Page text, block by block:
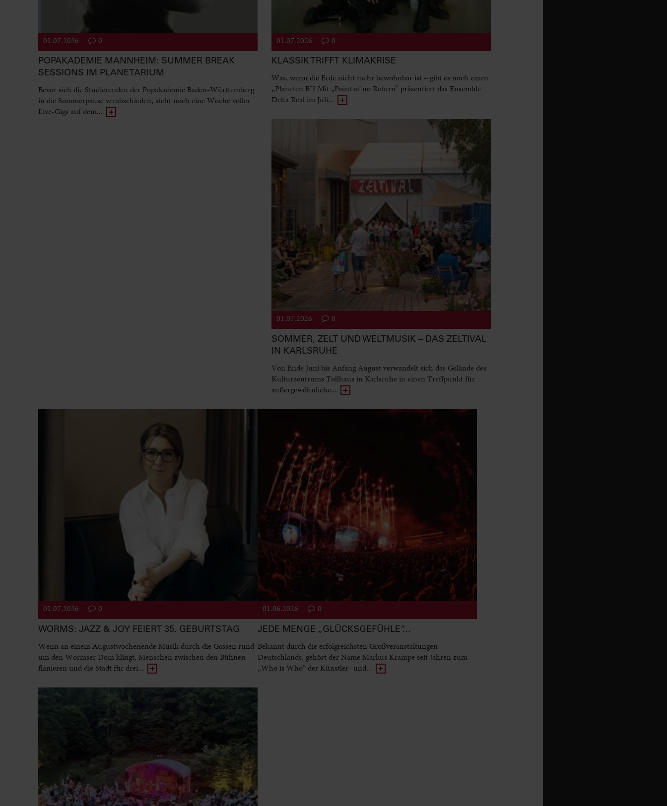
01.07.2026 0
POPAKADEMIE MANNHEIM: SUMMER BREAK
SESSIONS IM PLANETARIUM
Bevor sich die Studierenden der Popakademie Baden-Württemberg
in die Sommerpause verabschieden, steht noch eine Woche voller
Live-Gigs auf dem...
01.07.2026 0
KLASSIK TRIFFT KLIMAKRISE
Was, wenn die Erde nicht mehr bewohnbar ist – gibt es noch einen
„Planeten B“? Mit „Point of no Return“ präsentiert das Ensemble
Delta Real im Juli...
01.07.2026 0
SOMMER, ZELT UND WELTMUSIK – DAS ZELTIVAL
IN KARLSRUHE
Von Ende Juni bis Anfang August verwandelt sich das Gelände des
Kulturzentrums Tollhaus in Karlsruhe in einen Treffpunkt für
außergewöhnliche...
01.07.2026 0
WORMS: JAZZ & JOY FEIERT 35. GEBURTSTAG
Wenn an einem Augustwochenende Musik durch die Gassen rund
um den Wormser Dom klingt, Menschen zwischen den Bühnen
flanieren und die Stadt für drei...
01.06.2026 0
JEDE MENGE „GLÜCKSGEFÜHLE“…
Bekannt durch die erfolgreichsten Großveranstaltungen
Deutschlands, gehört der Name Markus Krampe seit Jahren zum
„Who is Who“ der Künstler- und...